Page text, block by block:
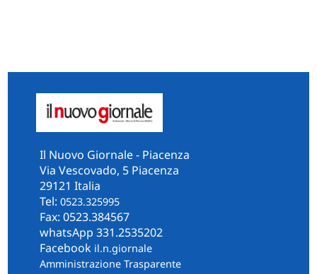
Il Nuovo Giornale - Piacenza
Via Vescovado, 5 Piacenza
29121 Italia
Tel: 0523.325995
Fax: 0523.384567
whatsApp 331.2535202
Facebook il.n.giornale
Amministrazione Trasparente